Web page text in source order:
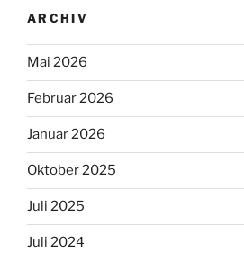
ARCHIV
Mai 2026
Februar 2026
Januar 2026
Oktober 2025
Juli 2025
Juli 2024